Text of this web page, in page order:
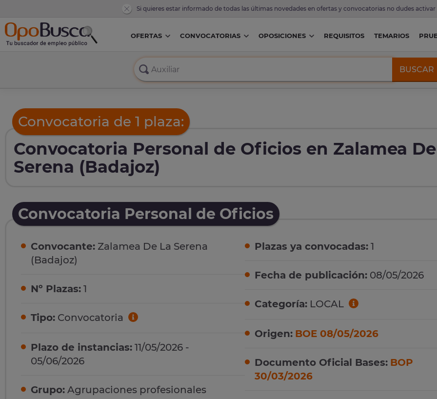
Si quieres estar informado de todas las últimas novedades en ofertas y convocatorias no dudes activar
OFERTAS CONVOCATORIAS OPOSICIONES REQUISITOS TEMARIOS
BUSCAR
Convocatoria de 1 plaza:
Convocatoria Personal de Oficios en Zalamea
Serena (Badajoz)
Convocatoria Personal de Oficios
Convocante: Zalamea De La Serena
(Badajoz)
Nº Plazas: 1
Tipo: Convocatoria
Plazo de instancias: 11/05/2026 -
05/06/2026
Grupo: Agrupaciones profesionales
Plazas ya convocadas: 1
Fecha de publicación: 08/05/2026
Categoría: LOCAL
Origen: BOE 08/05/2026
Documento Oficial Bases: BOP
30/03/2026